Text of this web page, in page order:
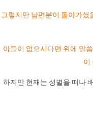
그렇지만 남편분이 돌아가셨
아들이 없으시다면 위에 말
이
하지만 현재는 성별을 떠나